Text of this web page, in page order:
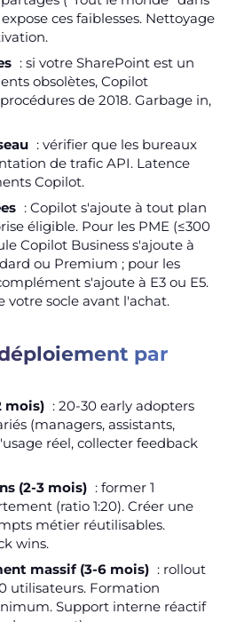
ces faiblesses. Nettoyage
: si votre SharePoint est un
obsolètes, Copilot
de 2018. Garbage in,
: vérifier que les bureaux
de trafic API. Latence
Copilot.
: Copilot s'ajoute à tout plan
éligible. Pour les PME (≤300
Copilot Business s'ajoute à
ou Premium ; pour les
s'ajoute à E3 ou E5.
votre socle avant l'achat.
par
mois) : 20-30 early adopters
(managers, assistants,
réel, collecter feedback
(2-3 mois) : former 1
(ratio 1:20). Créer une
métier réutilisables.
wins.
massif (3-6 mois) : rollout
utilisateurs. Formation
Support interne réactif